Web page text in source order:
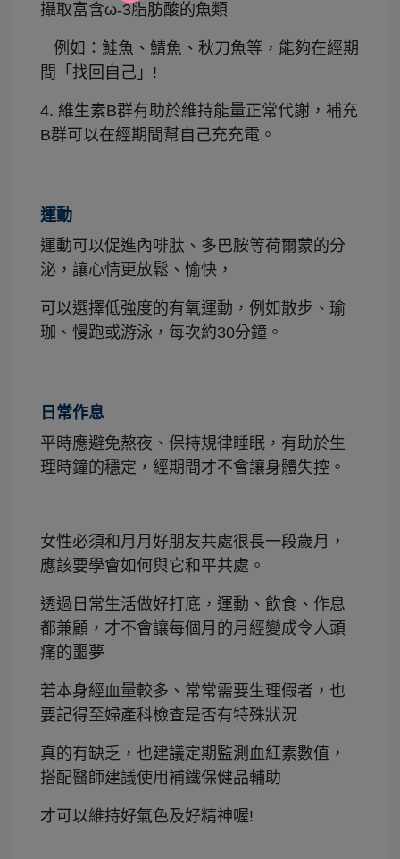
攝取富含ω-3脂肪酸的魚類
例如：鮭魚、鯖魚、秋刀魚等，能夠在經期
間「找回自己」!
4. 維生素B群有助於維持能量正常代謝，補充
B群可以在經期間幫自己充充電。
運動
運動可以促進內啡肽、多巴胺等荷爾蒙的分
泌，讓心情更放鬆、愉快，
可以選擇低強度的有氧運動，例如散步、瑜
珈、慢跑或游泳，每次約30分鐘。
日常作息
平時應避免熬夜、保持規律睡眠，有助於生
理時鐘的穩定，經期間才不會讓身體失控。
女性必須和月月好朋友共處很長一段歲月，
應該要學會如何與它和平共處。
透過日常生活做好打底，運動、飲食、作息
都兼顧，才不會讓每個月的月經變成令人頭
痛的噩夢
若本身經血量較多、常常需要生理假者，也
要記得至婦產科檢查是否有特殊狀況
真的有缺乏，也建議定期監測血紅素數值，
搭配醫師建議使用補鐵保健品輔助
才可以維持好氣色及好精神喔!